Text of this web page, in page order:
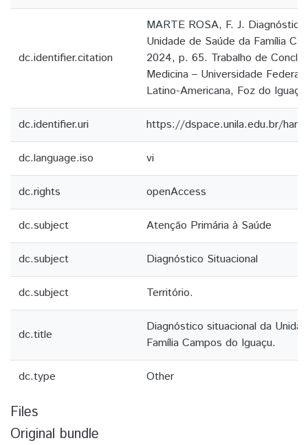
dc.identifier.citation
MARTE ROSA, F. J.
Unidade de Saúde da Família
2024, p. 65. Trabalho de
Medicina – Universidade Federal
Latino-Americana, Foz do
dc.identifier.uri https://dspace.unila.edu.br/
dc.language.iso vi
dc.rights openAccess
dc.subject Atenção Primária à Saúde
dc.subject Diagnóstico Situacional
dc.subject Território.
dc.title
Diagnóstico situacional da
Família Campos do Iguaçu.
dc.type Other
Files
Original bundle